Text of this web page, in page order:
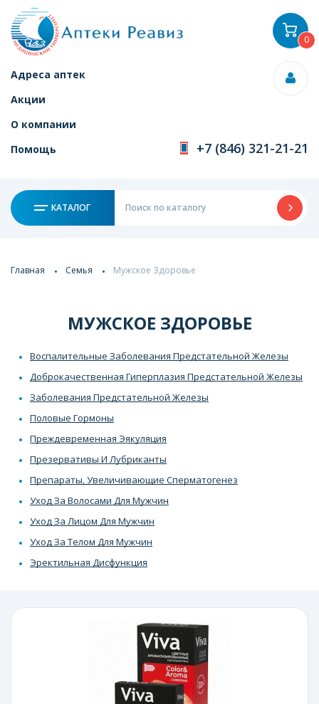
Адреса аптек
Акции
О компании
Помощь
+7 (846) 321-21-21
КАТАЛОГ
0
Главная Семья Мужское Здоровье
МУЖСКОЕ ЗДОРОВЬЕ
Воспалительные Заболевания Предстательной Железы
Доброкачественная Гиперплазия Предстательной Железы
Заболевания Предстательной Железы
Половые Гормоны
Преждевременная Эякуляция
Презервативы И Лубриканты
Препараты, Увеличивающие Сперматогенез
Уход За Волосами Для Мужчин
Уход За Лицом Для Мужчин
Уход За Телом Для Мужчин
Эректильная Дисфункция